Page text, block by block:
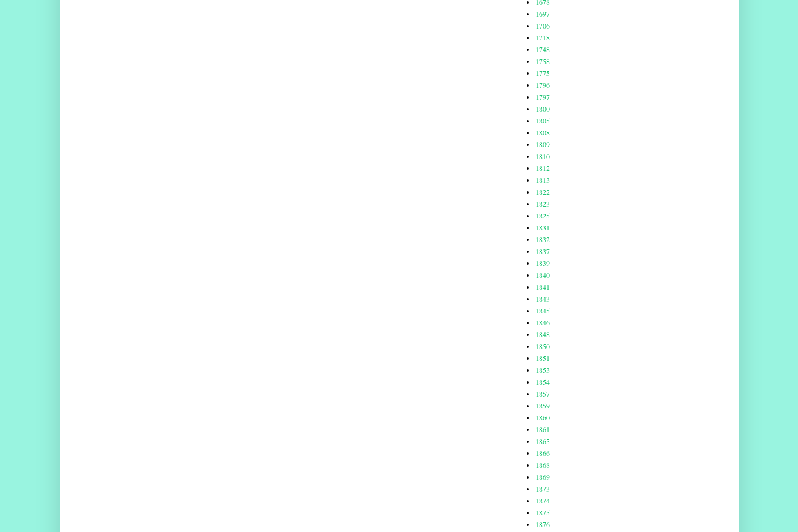
1697
1706
1718
1748
1758
1775
1796
1797
1800
1805
1808
1809
1810
1812
1813
1822
1823
1825
1831
1832
1837
1839
1840
1841
1843
1845
1846
1848
1850
1851
1853
1854
1857
1859
1860
1861
1865
1866
1868
1869
1873
1874
1875
1876